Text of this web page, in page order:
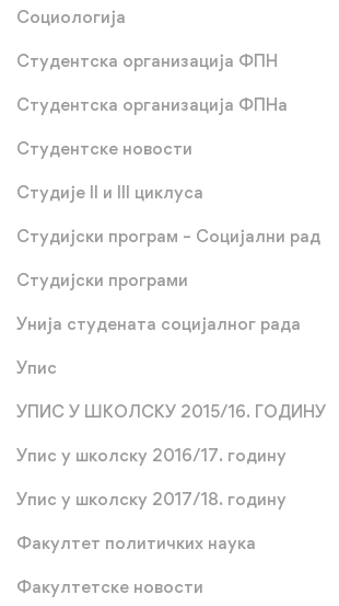
Социологија
Студентска организација ФПН
Студентска организација ФПНа
Студентске новости
Студије II и III циклуса
Студијски програм – Социјални рад
Студијски програми
Унија студената социјалног рада
Упис
УПИС У ШКОЛСКУ 2015/16. ГОДИНУ
Упис у школску 2016/17. годину
Упис у школску 2017/18. годину
Факултет политичких наука
Факултетске новости